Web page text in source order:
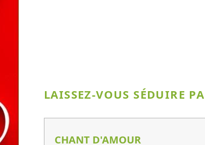
LAISSEZ-VOUS SÉDUIRE
CHANT D'AMOUR